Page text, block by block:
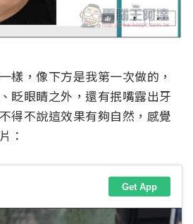
樣，像下方是我第一次做的，
眨眼睛之外，還有抿嘴露出牙
得不說這效果有夠自然，感覺
：